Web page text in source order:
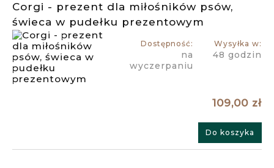
Corgi - prezent dla miłośników psów,
świeca w pudełku prezentowym
Dostępność:
na
wyczerpaniu
Wysyłka w:
48 godzin
109,00 zł
Do koszyka